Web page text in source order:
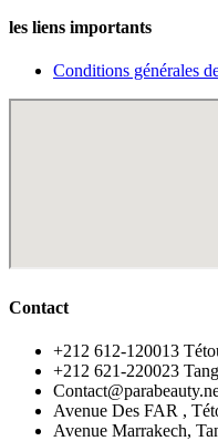
les liens importants
Conditions générales
Contact
‪+212 612-120013
‪+212 621-220023
Avenue Des FAR ,
Avenue Marrakech,